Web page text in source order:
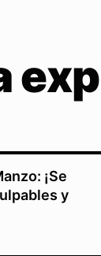
¡Se
y